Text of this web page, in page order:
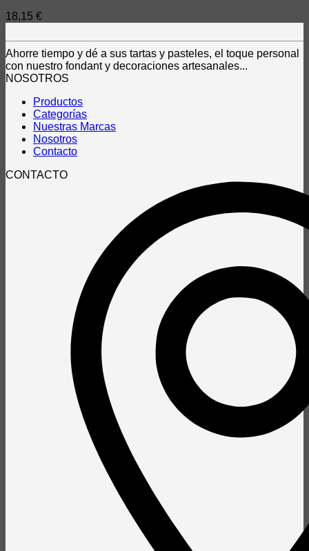
18,15 €
Ahorre tiempo y dé a sus tartas y pasteles, el toque personal
con nuestro fondant y decoraciones artesanales...
NOSOTROS
Productos
Categorías
Nuestras Marcas
Nosotros
Contacto
CONTACTO